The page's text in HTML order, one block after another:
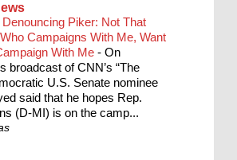
Piker: Not That
Campaigns With Me, Want
With Me - On
broadcast of CNN’s “The
U.S. Senate nominee
said that he hopes Rep.
(D-MI) is on the camp...